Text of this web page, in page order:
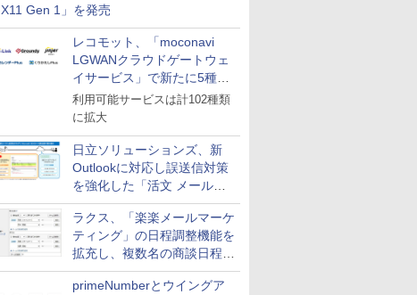
X11 Gen 1」を発売
レコモット、「moconavi
LGWANクラウドゲートウェ
イサービス」で新たに5種類
のサービスと連携開始
利用可能サービスは計102種類
に拡大
日立ソリューションズ、新
Outlookに対応し誤送信対策
を強化した「活文 メール誤
送信防止アドインサービス」
を提供
ラクス、「楽楽メールマーケ
ティング」の日程調整機能を
拡充し、複数名の商談日程調
整を効率化
primeNumberとウイングア